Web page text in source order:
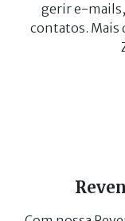
gerir e-mails,
contatos. Mais